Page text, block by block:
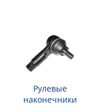
Рулевые
наконечники